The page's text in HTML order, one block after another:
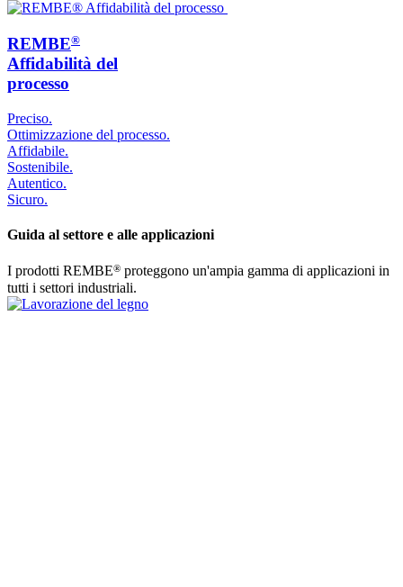
REMBE®
Affidabilità del
processo
Preciso.
Ottimizzazione del processo.
Affidabile.
Sostenibile.
Autentico.
Sicuro.
Guida al settore e alle applicazioni
I prodotti REMBE® proteggono un'ampia gamma di applicazioni in
tutti i settori industriali.